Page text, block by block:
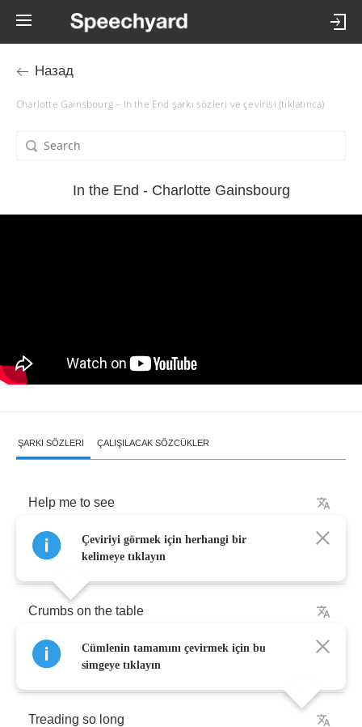
Назад
Charlotte Gainsbourg – In the End şarkı sözleri ve çevirisi (tıklatınca)
In the End - Charlotte Gainsbourg
ŞARKI SÖZLERI ÇALIŞILACAK SÖZCÜKLER
Help me to see
What all coming to
Crumbs on the table
And mud on these shoes
Treading so long
Çeviriyi görmek için herhangi bir
kelimeye tıklayın
Cümlenin tamamını çevirmek için bu
simgeye tıklayın